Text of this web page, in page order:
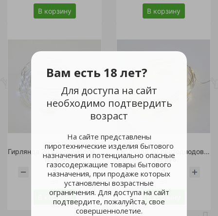
Вам есть 18 лет?
Для доступа на сайт
необходимо подтвердить
возраст
На сайте представлены
пиротехнические изделия бытового
назначения и потенциально опасные
газосодержащие товары бытового
назначения, при продаже которых
установлены возрастные
ограничения. Для доступа на сайт
подтвердите, пожалуйста, свое
совершеннолетие.
В корзину
В корзину
Гирлянда 20 светодиодов "Роса" 2м, белый свет, на батарейках
107 руб.
В корзину
Гирлянда 20 светодиодов "Роса" 2м, теплый белый свет, на батарейках
107 руб.
В корзину